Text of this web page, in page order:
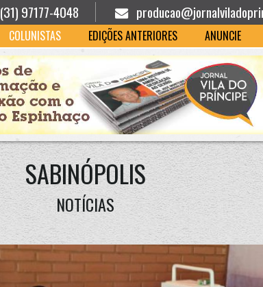
(31) 97177-4048
COLUNISTAS EDIÇÕES ANTERIORES ANUNCIE
SABINÓPOLIS
NOTÍCIAS